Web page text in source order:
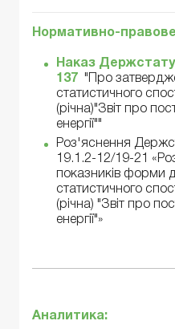
Нормативно-
Наказ
137 "Про
статистичного
(річна)"Звіт про
енергії""
Роз'яснення
19.1.2-12/19-21
показників форми
статистичного
(річна) "Звіт про
енергії"»
Аналитика: